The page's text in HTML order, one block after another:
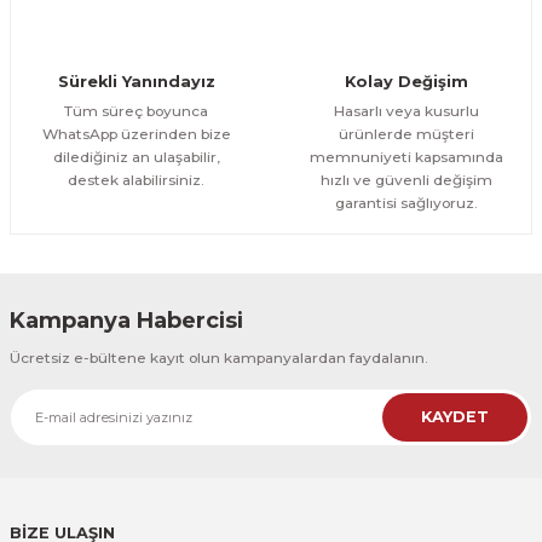
300,00 TL %25
CeSht
CeSht
Pembe Fonlu Good Things Are Coming Yazılı Tek Parça Ahşap Çerçeveli
500,00 TL
Sürekli Yanındayız
Tüm süreç boyunca
WhatsApp üzerinden bize
dilediğiniz an ulaşabilir,
destek alabilirsiniz.
Kolay Değişim
Hasarlı veya kusurlu
ürünlerde müşteri
memnuniyeti kapsamında
hızlı ve güvenli değişim
garantisi sağlıyoruz.
Kampanya Habercisi
Ücretsiz e-bültene kayıt olun kampanyalardan faydalanın.
KAYDET
BİZE ULAŞIN